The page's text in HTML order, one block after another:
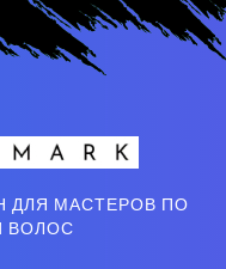
ДЛЯ МАСТЕРОВ ПО
ВОЛОС